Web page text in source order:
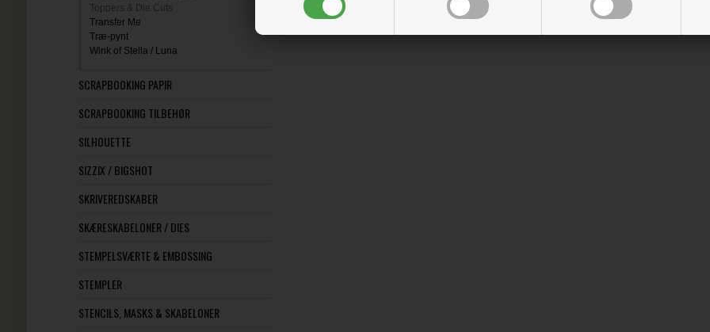
Toppers & Die Cuts
Transfer Me
Træ-pynt
Wink of Stella / Luna
SCRAPBOOKING PAPIR
SCRAPBOOKING TILBEHØR
SILHOUETTE
SIZZIX / BIGSHOT
SKRIVEREDSKABER
SKÆRESKABELONER / DIES
STEMPELSVÆRTE & EMBOSSING
STEMPLER
STENCILS, MASKS & SKABELONER